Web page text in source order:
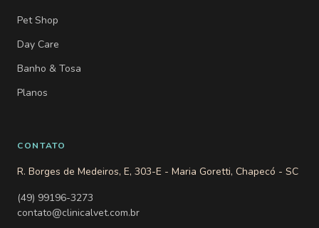
Pet Shop
Day Care
Banho & Tosa
Planos
CONTATO
R. Borges de Medeiros, E, 303-E - Maria Goretti, Chapecó - SC
(49) 99196-3273
contato@clinicalvet.com.br